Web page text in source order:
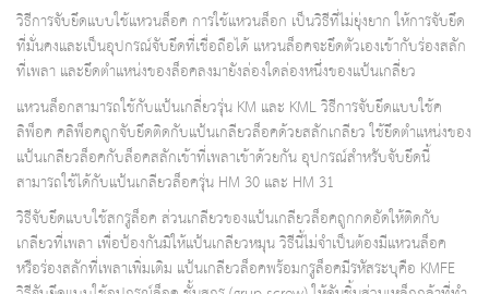
วิธีการจับยึดแบบใช้แหวนล็อค การใช้แหวนล็อก เป็นวิธีที่ไม่ยุ่งยาก ให้การจับยึด
ที่มั่นคงและเป็นอุปกรณ์จับยึดที่เชื่อถือได้ แหวนล็อคจะยึดตัวเองเข้ากับร่องสลัก
ที่เพลา และยึดตำแหน่งของล็อคลงมายังล่องใดล่องหนึ่งของแป้นเกลี่ยว
แหวนล็อกสามารถใช้กับแป้นเกลี่ยวรุ่น KM และ KML วิธีการจับยึดแบบใช้ค
ลิพ็อค คลิพ็อคถูกจับยึดติดกับแป้นเกลียวล็อคด้วยสลักเกลียว ใช้ยึดตำแหน่งของ
แป้นเกลียวล็อคกับล็อคสลักเข้าที่เพลาเข้าด้วยกัน อุปกรณ์สำหรับจับยึดนี้
สามารถใช้ได้กับแป้นเกลียวล็อครุ่น HM 30 และ HM 31
วิธีจับยึดแบบใช้สกรูล็อค ส่วนเกลียวของแป้นเกลียวล็อคถูกกดอัดให้ติดกับ
เกลียวที่เพลา เพื่อป้องกันมิให้แป้นเกลียวหมุน วิธีนี้ไม่จำเป็นต้องมีแหวนล็อค
หรือร่องสลักที่เพลาเพิ่มเติม แป้นเกลียวล็อคพร้อมกรูล็อคมีรหัสระบุคือ KMFE